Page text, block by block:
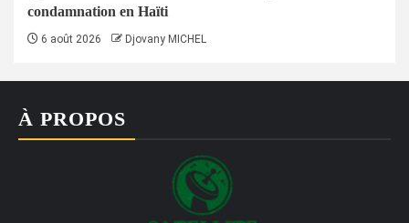
condamnation en Haïti
6 août 2026 Djovany MICHEL
À PROPOS